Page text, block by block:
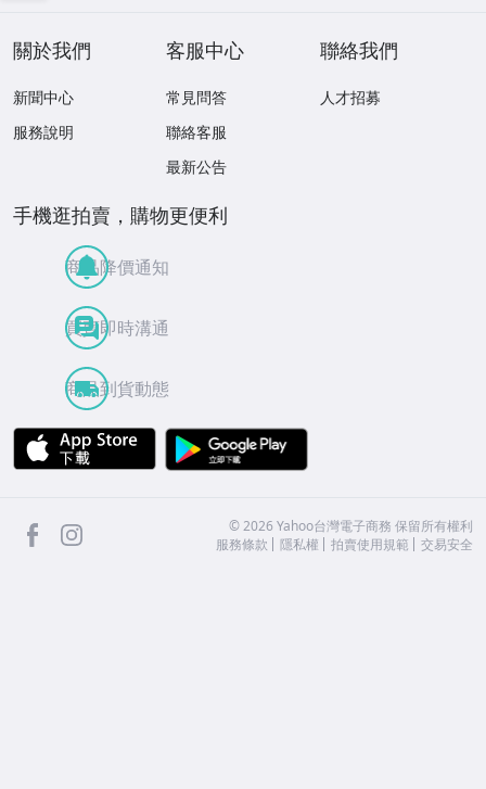
關於我們
新聞中心
服務說明
客服中心
常見問答
聯絡客服
最新公告
聯絡我們
人才招募
手機逛拍賣，購物更便利
商品降價通知
買賣即時溝通
商品到貨動態
APP Store
facebook ©2026 Yahoo台灣電子商務 保留所有權利
服務條款
隱私權 拍賣使用規範 交易安全